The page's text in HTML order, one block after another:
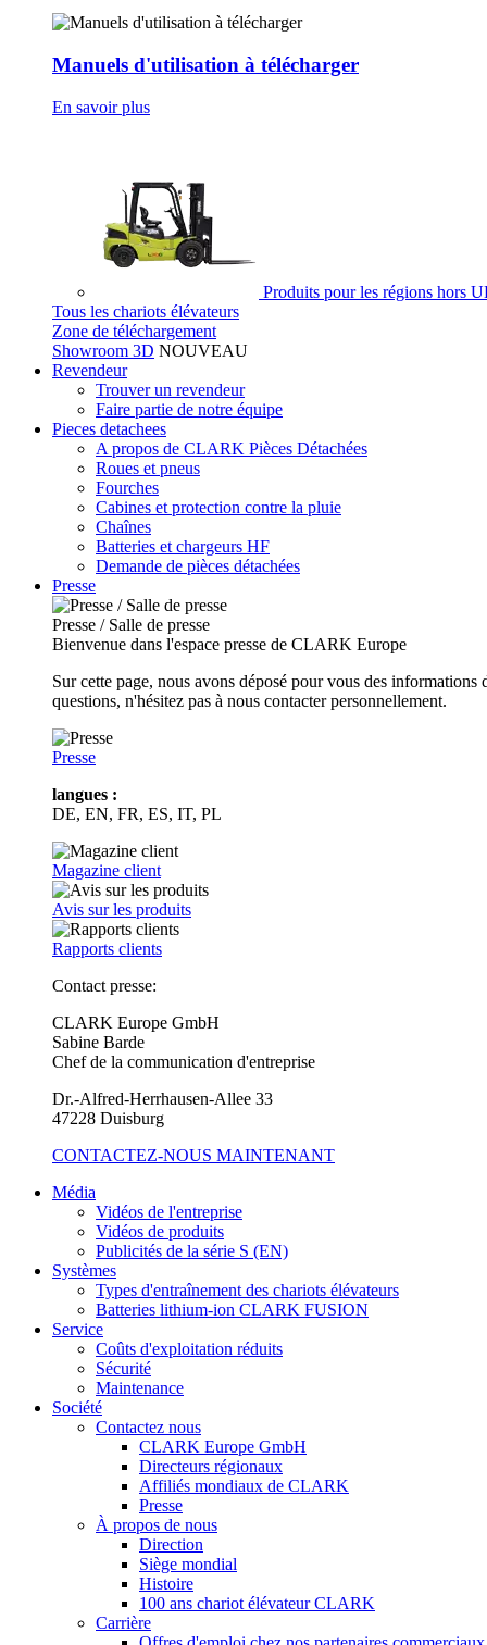
Manuels d'utilisation à télécharger
En savoir plus
Produits pour les régions hors
Tous les chariots élévateurs
Zone de téléchargement
Showroom 3D NOUVEAU
Revendeur
Trouver un revendeur
Faire partie de notre équipe
Pieces detachees
A propos de CLARK Pièces Détachées
Roues et pneus
Fourches
Cabines et protection contre la pluie
Chaînes
Batteries et chargeurs HF
Demande de pièces détachées
Presse
Presse / Salle de presse
Bienvenue dans l'espace presse de CLARK Europe
Sur cette page, nous avons déposé pour vous des
questions, n'hésitez pas à nous contacter personnellement.
Presse
langues :
DE, EN, FR, ES, IT, PL
Magazine client
Avis sur les produits
Rapports clients
Contact presse:
CLARK Europe GmbH
Sabine Barde
Chef de la communication d'entreprise
Dr.-Alfred-Herrhausen-Allee 33
47228 Duisburg
CONTACTEZ-NOUS MAINTENANT
Média
Vidéos de l'entreprise
Vidéos de produits
Publicités de la série S (EN)
Systèmes
Types d'entraînement des chariots élévateurs
Batteries lithium-ion CLARK FUSION
Service
Coûts d'exploitation réduits
Sécurité
Maintenance
Société
Contactez nous
CLARK Europe GmbH
Directeurs régionaux
Affiliés mondiaux de CLARK
Presse
À propos de nous
Direction
Siège mondial
Histoire
100 ans chariot élévateur CLARK
Carrière